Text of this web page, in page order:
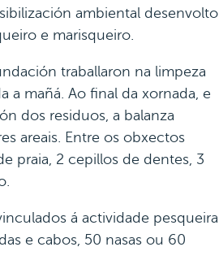
ambiental desenvolto
e marisqueiro.
traballaron na limpeza
a mañá. Ao final da xornada, e
dos residuos, a balanza
areais. Entre os obxectos
praia, 2 cepillos de dentes, 3
á actividade pesqueira
e cabos, 50 nasas ou 60